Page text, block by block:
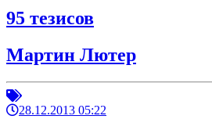
95 тезисов
Мартин Лютер
28.12.2013 05:22